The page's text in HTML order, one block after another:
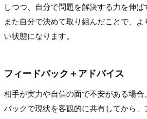
しつつ、自分で問題を解決する力を伸ば
また自分で決めて取り組んだことで、
い状態になります。
フィードバック＋アドバイス
相手が実力や自信の面で不安がある場合
バックで現状を客観的に共有してから